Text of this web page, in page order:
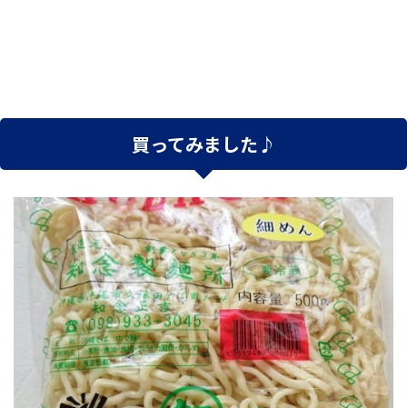
買ってみました♪